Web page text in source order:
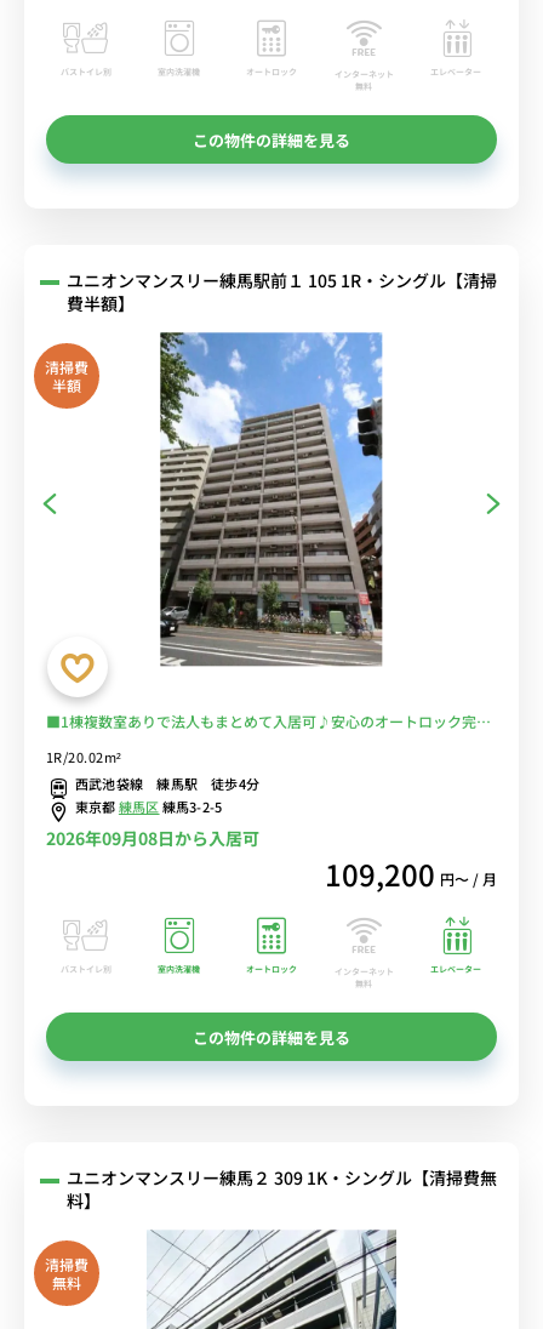
バストイレ別 室内洗濯機 オートロック
インターネット
無料
エレベーター
この物件の詳細を見る
ユニオンマンスリー練馬駅前１ 105 1R・シングル【清掃
費半額】
清掃費
半額
■1棟複数室ありで法人もまとめて入居可♪安心のオートロック完備
♪デスク＆チェア付きでテレワークにもおすすめ♪■西武線・都営大
江戸線「練馬駅」徒歩4分/池袋線、豊島線、有楽町線など多数の路線
の利用が可能■選べるWi-Fi格安レンタル中！
1R/20.02m²
西武池袋線 練馬駅 徒歩4分
東京都練馬区練馬3-2-5
2026年09月08日から入居可
109,200 円〜 / 月
バストイレ別 室内洗濯機 オートロック
インターネット
無料
エレベーター
この物件の詳細を見る
ユニオンマンスリー練馬２ 309 1K・シングル【清掃費無
料】
清掃費
無料